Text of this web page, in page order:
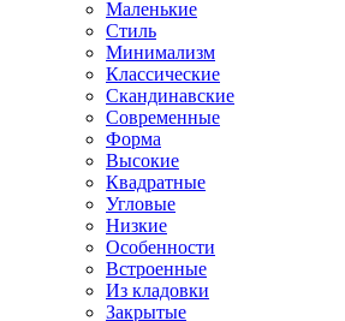
Маленькие
Стиль
Минимализм
Классические
Скандинавские
Современные
Форма
Высокие
Квадратные
Угловые
Низкие
Особенности
Встроенные
Из кладовки
Закрытые